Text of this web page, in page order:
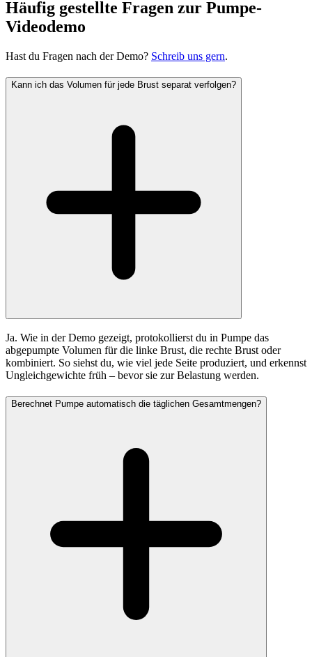
Häufig gestellte Fragen zur Pumpe-
Videodemo
Hast du Fragen nach der Demo? Schreib uns gern.
Kann ich das Volumen für jede Brust separat verfolgen?
Ja. Wie in der Demo gezeigt, protokollierst du in Pumpe das
abgepumpte Volumen für die linke Brust, die rechte Brust oder
kombiniert. So siehst du, wie viel jede Seite produziert, und erkennst
Ungleichgewichte früh – bevor sie zur Belastung werden.
Berechnet Pumpe automatisch die täglichen Gesamtmengen?